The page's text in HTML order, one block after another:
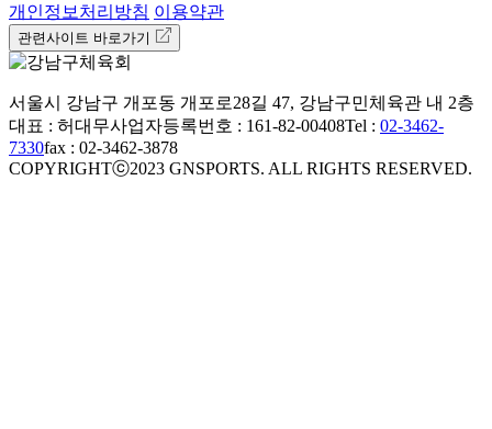
개인정보처리방침 이용약관
관련사이트 바로가기
서울시 강남구 개포동 개포로28길 47, 강남구민체육관 내 2층
대표 : 허대무사업자등록번호 : 161-82-00408Tel : 02-3462-
7330fax : 02-3462-3878
COPYRIGHTⓒ2023 GNSPORTS. ALL RIGHTS RESERVED.